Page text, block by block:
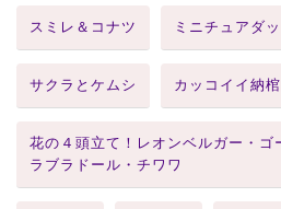
スミレ＆コナツ ミニチュアダ
サクラとケムシ カッコイイ納
花の４頭立て！レオンベルガー・ゴ
ラブラドール・チワワ